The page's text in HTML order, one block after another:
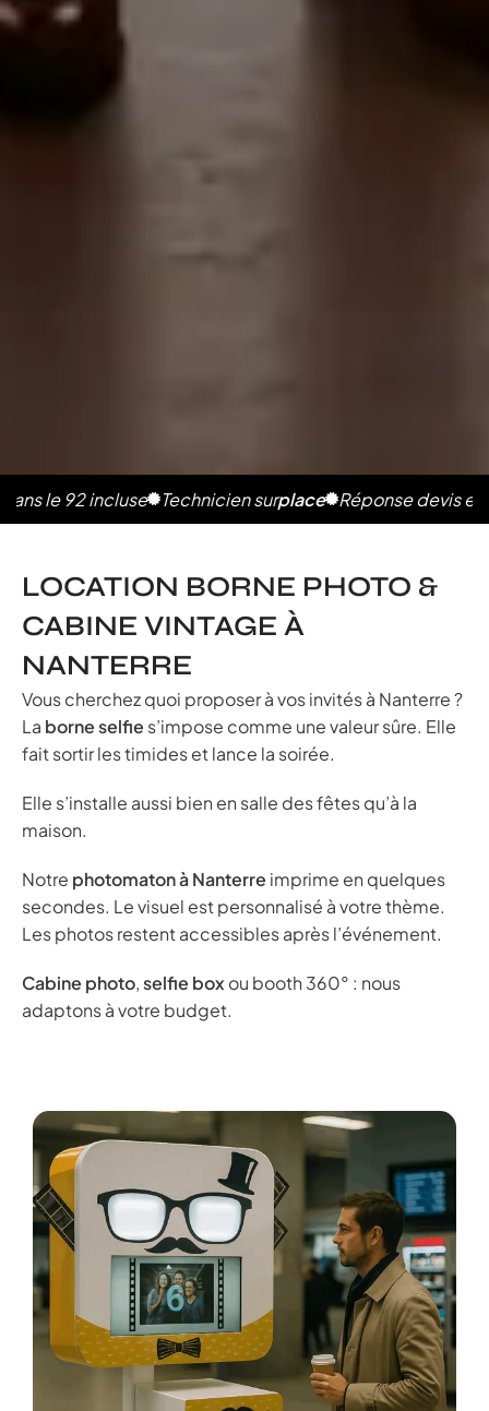
92 incluse Technicien surplace Réponse devis en 2h
LOCATION BORNE PHOTO &
CABINE VINTAGE À
NANTERRE
Vous cherchez quoi proposer à vos invités à Nanterre ?
La borne selfie s’impose comme une valeur sûre. Elle
fait sortir les timides et lance la soirée.
Elle s’installe aussi bien en salle des fêtes qu’à la
maison.
Notre photomaton à Nanterre imprime en quelques
secondes. Le visuel est personnalisé à votre thème.
Les photos restent accessibles après l’événement.
Cabine photo,selfie box ou booth 360° : nous
adaptons à votre budget.